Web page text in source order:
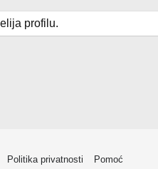
profilu.
Politika privatnosti
Pomoć